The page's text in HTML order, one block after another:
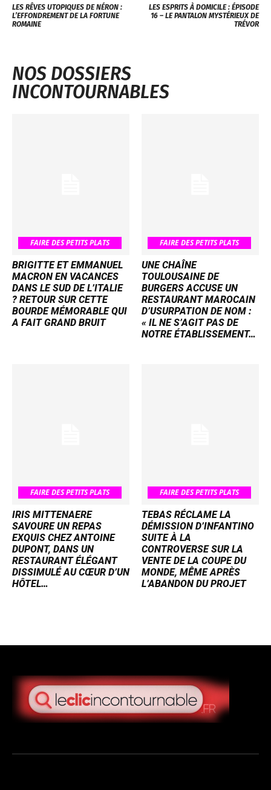
LES RÊVES UTOPIQUES DE NÉRON :
L’EFFONDREMENT DE LA FORTUNE
ROMAINE
LES ESPRITS À DOMICILE : ÉPISODE
16 – LE PANTALON MYSTÉRIEUX DE
TRÉVOR
NOS DOSSIERS
INCONTOURNABLES
FAIRE DES PETITS PLATS
BRIGITTE ET EMMANUEL
MACRON EN VACANCES
DANS LE SUD DE L’ITALIE
? RETOUR SUR CETTE
BOURDE MÉMORABLE QUI
A FAIT GRAND BRUIT
FAIRE DES PETITS PLATS
UNE CHAÎNE
TOULOUSAINE DE
BURGERS ACCUSE UN
RESTAURANT MAROCAIN
D’USURPATION DE NOM :
« IL NE S’AGIT PAS DE
NOTRE ÉTABLISSEMENT…
FAIRE DES PETITS PLATS
IRIS MITTENAERE
SAVOURE UN REPAS
EXQUIS CHEZ ANTOINE
DUPONT, DANS UN
RESTAURANT ÉLÉGANT
DISSIMULÉ AU CŒUR D’UN
HÔTEL…
FAIRE DES PETITS PLATS
TEBAS RÉCLAME LA
DÉMISSION D’INFANTINO
SUITE À LA
CONTROVERSE SUR LA
VENTE DE LA COUPE DU
MONDE, MÊME APRÈS
L’ABANDON DU PROJET